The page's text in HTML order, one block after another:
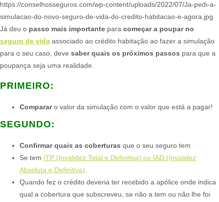
https://conselhosseguros.com/wp-content/uploads/2022/07/Ja-pedi-a-
simulacao-do-novo-seguro-de-vida-do-credito-habitacao-e-agora.jpg
Já deu o passo mais importante para começar a poupar no
seguro de vida associado ao crédito habitação ao fazer a simulação
para o seu caso, deve saber quais os próximos passos para que a
poupança seja uma realidade.​
PRIMEIRO:​
Compararo valor da simulação com o valor que está a pagar!
SEGUNDO:​
Confirmar quais as coberturas que o seu seguro tem
Se tem ITP (Invalidez Total e Definitiva) ou IAD (Invalidez
Absoluta e Definitiva).
Quando fez o crédito deveria ter recebido a apólice onde indica
qual a cobertura que subscreveu, se não a tem ou não lhe foi